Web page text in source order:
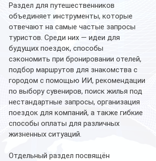
Раздел для путешественников
объединяет инструменты, которые
отвечают на самые частые запросы
туристов. Среди них — идеи для
будущих поездок, способы
сэкономить при бронировании отелей,
подбор маршрутов для знакомства с
городом с помощью ИИ, рекомендации
по выбору сувениров, поиск жилья под
нестандартные запросы, организация
поездок для компаний, а также гибкие
способы оплаты для различных
жизненных ситуаций.
Отдельный раздел посвящён